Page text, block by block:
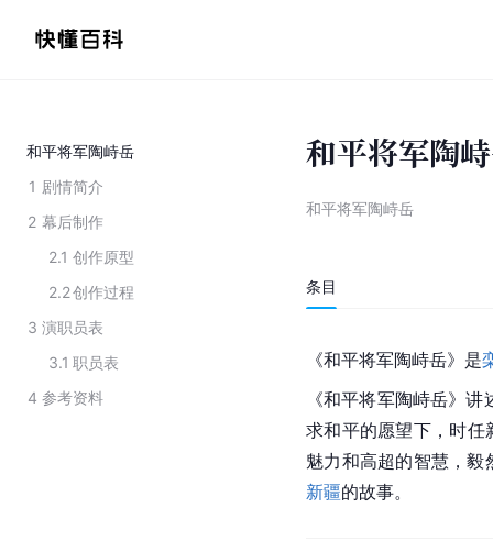
和平将军陶峙岳
1 剧情简介
2 幕后制作
2.1 创作原型
2.2创作过程
3 演职员表
3.1 职员表
4 参考资料
和平将军陶
和平将军陶峙岳
条目
《和平将军陶峙岳》是
《和平将军陶峙岳》
求和平的愿望下，时
魅力和高超的智慧，
新疆的故事。